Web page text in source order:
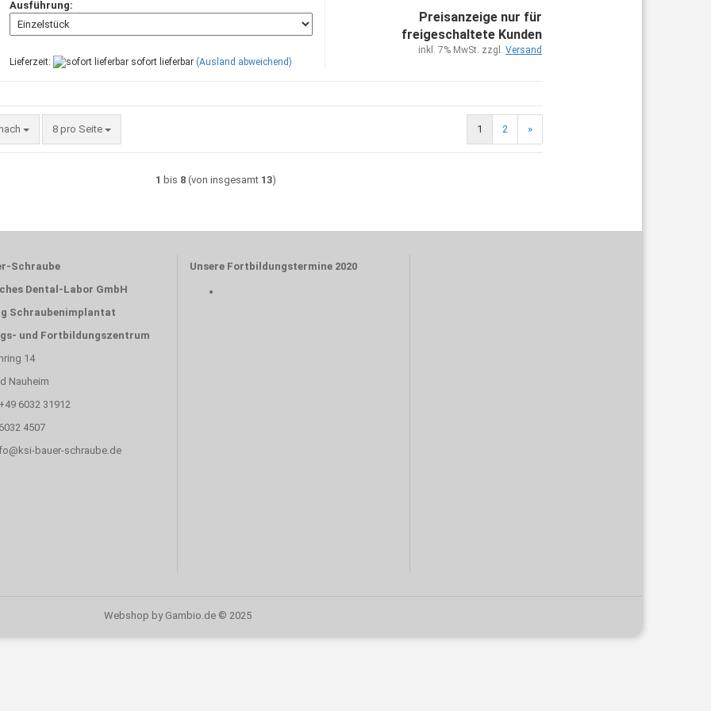
Ausführung:
Lieferzeit: sofort lieferbar (Ausland abweichend)
Preisanzeige nur für
freigeschaltete Kunden
inkl. 7% MwSt. zzgl. Versand
8 pro Seite
pro Seite 1 2 »
1 bis 8(von insgesamt 13)
Schraube
Dental-Labor GmbH
Schraubenimplantat
und Fortbildungszentrum
14
Nauheim
6032 31912
4507
bauer-schraube.de
Unsere Fortbildungstermine 2020
Webshop by Gambio.de © 2025